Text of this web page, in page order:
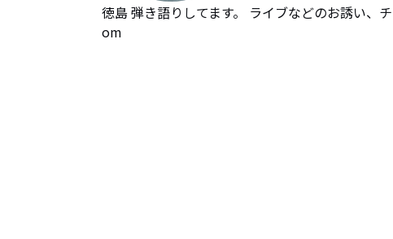
徳島 弾き語りしてます。 ライブなどのお誘い
om